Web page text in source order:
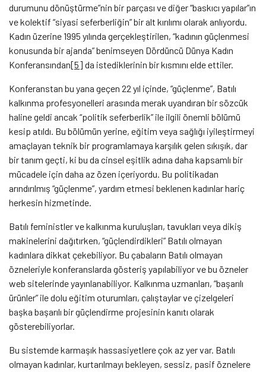
durumunu dönüştürme”nin bir parçası ve diğer “baskıcı yapılar”ın
ve kolektif “siyasi seferberliğin” bir alt kırılımı olarak anlıyordu.
Kadın üzerine 1995 yılında gerçekleştirilen, “kadının güçlenmesi
konusunda bir ajanda” benimseyen Dördüncü Dünya Kadın
Konferansından[5] da istediklerinin bir kısmını elde ettiler.
Konferanstan bu yana geçen 22 yıl içinde, “güçlenme”, Batılı
kalkınma profesyonelleri arasında merak uyandıran bir sözcük
haline geldi ancak “politik seferberlik” ile ilgili önemli bölümü
kesip atıldı. Bu bölümün yerine, eğitim veya sağlığı iyileştirmeyi
amaçlayan teknik bir programlamaya karşılık gelen sıkışık, dar
bir tanım geçti, ki bu da cinsel eşitlik adına daha kapsamlı bir
mücadele için daha az özen içeriyordu. Bu politikadan
arındırılmış “güçlenme”, yardım etmesi beklenen kadınlar hariç
herkesin hizmetinde.
Batılı feministler ve kalkınma kuruluşları, tavukları veya dikiş
makinelerini dağıtırken, “güçlendirdikleri” Batılı olmayan
kadınlara dikkat çekebiliyor. Bu çabaların Batılı olmayan
özneleriyle konferanslarda gösteriş yapılabiliyor ve bu özneler
web sitelerinde yayınlanabiliyor. Kalkınma uzmanları, “başarılı
ürünler” ile dolu eğitim oturumları, çalıştaylar ve çizelgeleri
başka başarılı bir güçlendirme projesinin kanıtı olarak
gösterebiliyorlar.
Bu sistemde karmaşık hassasiyetlere çok az yer var. Batılı
olmayan kadınlar, kurtarılmayı bekleyen, sessiz, pasif öznelere